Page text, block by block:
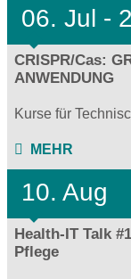
06. Jul -
CRISPR/Cas:
ANWENDUNG
Kurse für
MEHR
10. Aug
Health-IT Talk
Pflege